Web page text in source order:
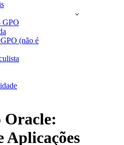
GPO
(não é
Aplicações